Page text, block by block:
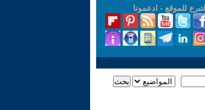
التبرع للموقع - ادعمونا